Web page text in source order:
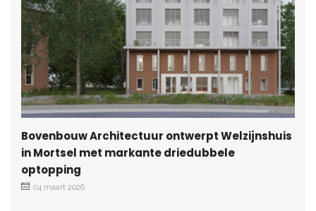
Bovenbouw Architectuur ontwerpt Welzijnshuis
in Mortsel met markante driedubbele
optopping
04 maart 2026